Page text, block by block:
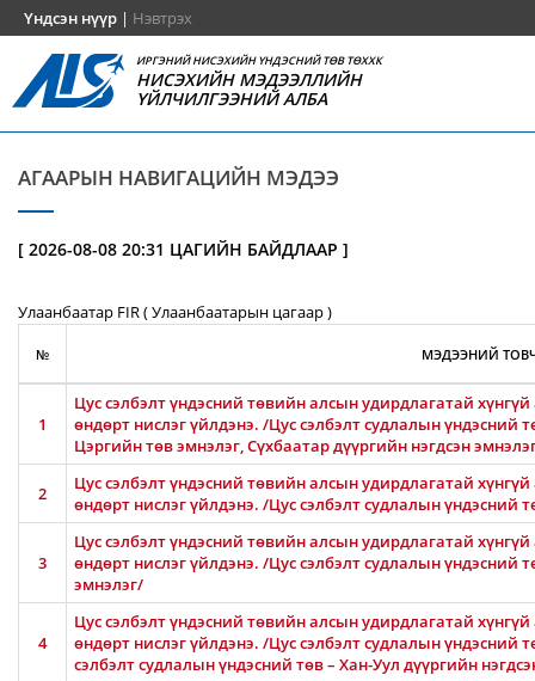
Үндсэн нүүр | Нэвтрэх
ИРГЭНИЙ НИСЭХИЙН ҮНДЭСНИЙ ТӨВ ТӨХХК
НИСЭХИЙН МЭДЭЭЛЛИЙН
ҮЙЛЧИЛГЭЭНИЙ АЛБА
АГААРЫН НАВИГАЦИЙН МЭДЭЭ
[ 2026-08-08 20:31 ЦАГИЙН БАЙДЛААР ]
Улаанбаатар FIR ( Улаанбаатарын цагаар )
№ МЭДЭЭНИЙ
1
Цус сэлбэлт үндэсний төвийн алсын удирдлагатай
өндөрт нислэг үйлдэнэ. /Цус сэлбэлт судлалын үндэсний
Цэргийн төв эмнэлэг, Сүхбаатар дүүргийн нэгдсэн
2
Цус сэлбэлт үндэсний төвийн алсын удирдлагатай
өндөрт нислэг үйлдэнэ. /Цус сэлбэлт судлалын үндэсний
3
Цус сэлбэлт үндэсний төвийн алсын удирдлагатай
өндөрт нислэг үйлдэнэ. /Цус сэлбэлт судлалын
эмнэлэг/
4
Цус сэлбэлт үндэсний төвийн алсын удирдлагатай
өндөрт нислэг үйлдэнэ. /Цус сэлбэлт судлалын үндэсний
сэлбэлт судлалын үндэсний төв – Хан-Уул дүүргийн